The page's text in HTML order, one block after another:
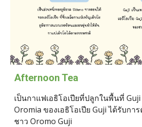
Afternoon Tea
เป็นกาแฟเอธิโอเปียที่ปลูกในพื้นที่ Guji
Oromia ของเอธิโอเปีย Guji ได้รับกา
ชาว Oromo Guji